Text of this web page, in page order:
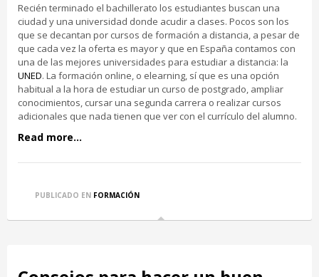
Recién terminado el bachillerato los estudiantes buscan una
ciudad y una universidad donde acudir a clases. Pocos son los
que se decantan por cursos de formación a distancia, a pesar de
que cada vez la oferta es mayor y que en España contamos con
una de las mejores universidades para estudiar a distancia: la
UNED. La formación online, o elearning, sí que es una opción
habitual a la hora de estudiar un curso de postgrado, ampliar
conocimientos, cursar una segunda carrera o realizar cursos
adicionales que nada tienen que ver con el currículo del alumno.
Read more...
PUBLICADO EN FORMACIÓN